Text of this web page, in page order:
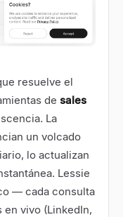
resuelve el
de sales
La
un volcado
lo actualizan
Lessie
— cada consulta
en vivo (LinkedIn,